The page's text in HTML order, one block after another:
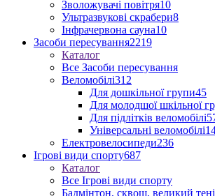
Зволожувачі повітря10
Ультразвукові скрабери8
Інфрачервона сауна10
Засоби пересування2219
Каталог
Все Засоби пересування
Веломобілі312
Для дошкільної групи45
Для молодшої шкільної
Для підлітків веломобілі
Універсальні веломобілі
Електровелосипеди236
Ігрові види спорту687
Каталог
Все Ігрові види спорту
Бадмінтон, сквош, великий